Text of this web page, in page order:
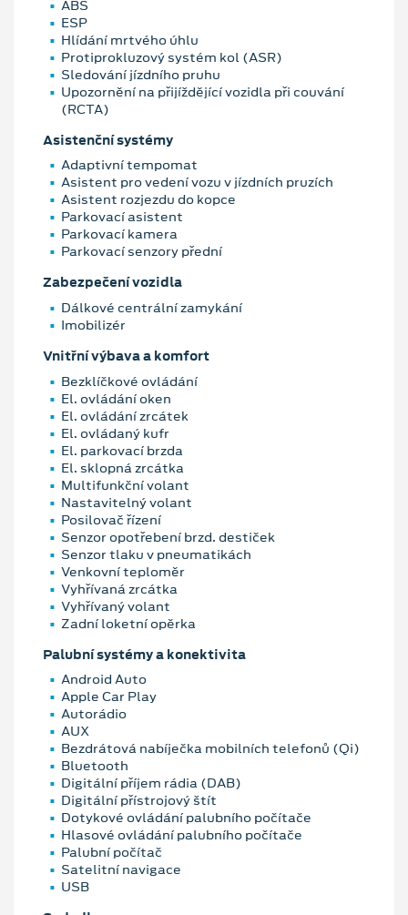
ABS
ESP
Hlídání mrtvého úhlu
Protiprokluzový systém kol (ASR)
Sledování jízdního pruhu
Upozornění na přijíždějící vozidla při couvání
(RCTA)
Asistenční systémy
Adaptivní tempomat
Asistent pro vedení vozu v jízdních pruzích
Asistent rozjezdu do kopce
Parkovací asistent
Parkovací kamera
Parkovací senzory přední
Zabezpečení vozidla
Dálkové centrální zamykání
Imobilizér
Vnitřní výbava a komfort
Bezklíčkové ovládání
El. ovládání oken
El. ovládání zrcátek
El. ovládaný kufr
El. parkovací brzda
El. sklopná zrcátka
Multifunkční volant
Nastavitelný volant
Posilovač řízení
Senzor opotřebení brzd. destiček
Senzor tlaku v pneumatikách
Venkovní teploměr
Vyhřívaná zrcátka
Vyhřívaný volant
Zadní loketní opěrka
Palubní systémy a konektivita
Android Auto
Apple Car Play
Autorádio
AUX
Bezdrátová nabíječka mobilních telefonů (Qi)
Bluetooth
Digitální příjem rádia (DAB)
Digitální přístrojový štít
Dotykové ovládání palubního počítače
Hlasové ovládání palubního počítače
Palubní počítač
Satelitní navigace
USB